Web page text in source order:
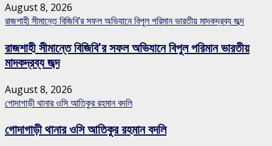
August 8, 2026
রাজশাহী সীমান্তে বিজিবি’র সফল অভিযানে বিপুল পরিমান ভারতীয় মাদকদ্রব্য জব্দ
রাজশাহী সীমান্তে বিজিবি’র সফল অভিযানে বিপুল পরিমান ভারতীয়
মাদকদ্রব্য জব্দ
August 8, 2026
গোদাগাড়ী থানার ওসি আতিকুর রহমান বদলি
গোদাগাড়ী থানার ওসি আতিকুর রহমান বদলি